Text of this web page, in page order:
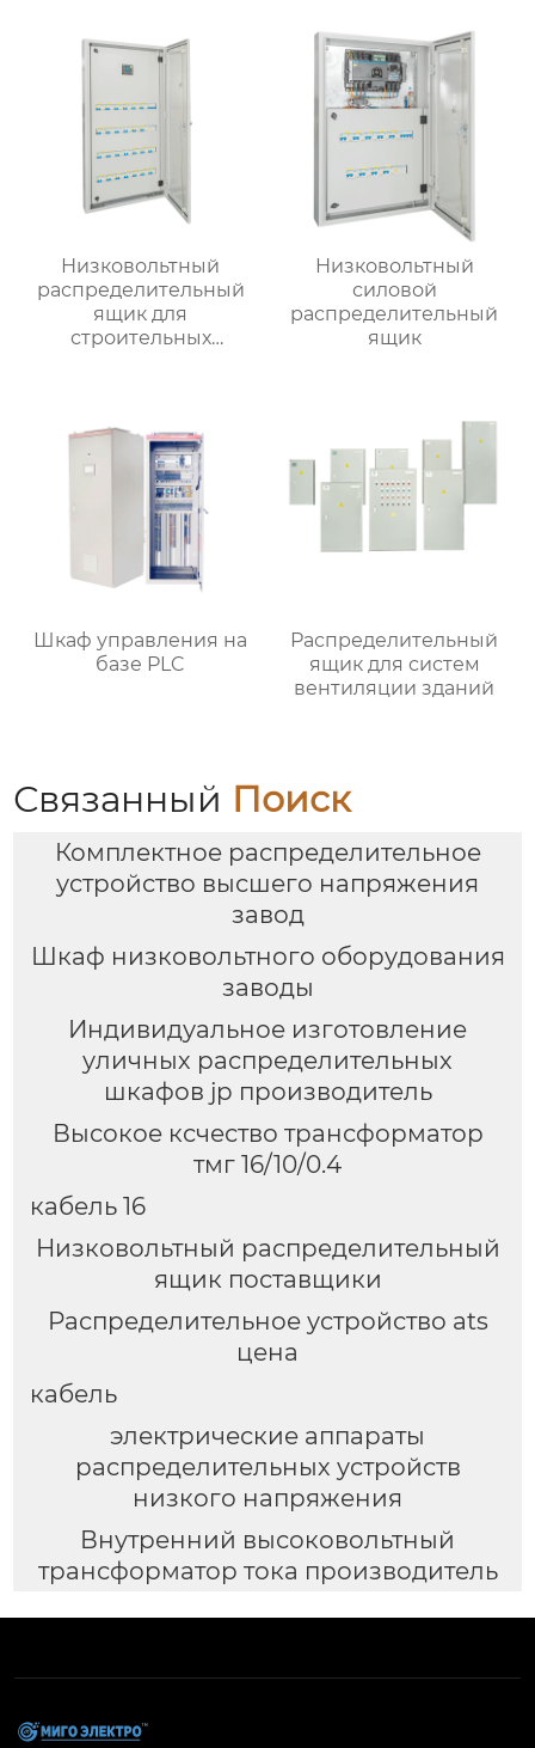
Низковольтный
распределительный
ящик для
строительных
Низковольтный
силовой
распределительный
ящик
Шкаф управления на
базе PLC
Распределительный
ящик для систем
вентиляции зданий
Связанный Поиск
Комплектное распределительное
устройство высшего напряжения
завод
Шкаф низковольтного оборудования
заводы
Индивидуальное изготовление
уличных распределительных
шкафов jp производитель
Высокое ксчество трансформатор
тмг 16/10/0.4
кабель 16
Низковольтный распределительный
ящик поставщики
Распределительное устройство ats
цена
кабель
электрические аппараты
распределительных устройств
низкого напряжения
Внутренний высоковольтный
трансформатор тока производитель